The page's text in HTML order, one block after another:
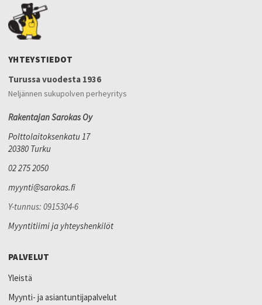
YHTEYSTIEDOT
Turussa vuodesta 1936
Neljännen sukupolven perheyritys
Rakentajan Sarokas Oy
Polttolaitoksenkatu 17
20380 Turku
02 275 2050
myynti@sarokas.fi
Y-tunnus: 0915304-6
Myyntitiimi ja yhteyshenkilöt
PALVELUT
Yleistä
Myynti- ja asiantuntijapalvelut